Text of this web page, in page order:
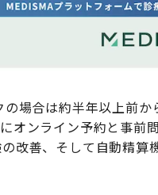
場合は約半年以上前
オンライン予約と事前
改善、そして自動精